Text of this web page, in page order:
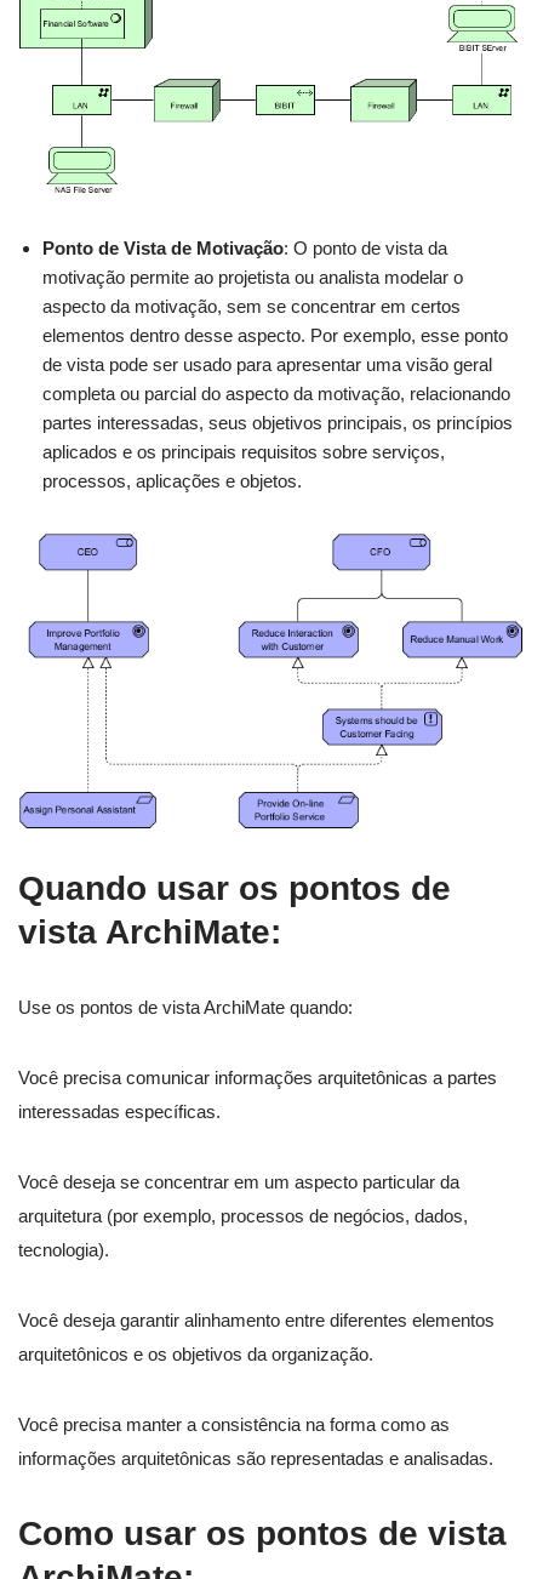
Ponto de Vista de Motivação: O ponto de vista da
motivação permite ao projetista ou analista modelar o
aspecto da motivação, sem se concentrar em certos
elementos dentro desse aspecto. Por exemplo, esse ponto
de vista pode ser usado para apresentar uma visão geral
completa ou parcial do aspecto da motivação, relacionando
partes interessadas, seus objetivos principais, os princípios
aplicados e os principais requisitos sobre serviços,
processos, aplicações e objetos.
Quando usar os pontos de
vista ArchiMate:
Use os pontos de vista ArchiMate quando:
Você precisa comunicar informações arquitetônicas a partes
interessadas específicas.
Você deseja se concentrar em um aspecto particular da
arquitetura (por exemplo, processos de negócios, dados,
tecnologia).
Você deseja garantir alinhamento entre diferentes elementos
arquitetônicos e os objetivos da organização.
Você precisa manter a consistência na forma como as
informações arquitetônicas são representadas e analisadas.
Como usar os pontos de vista